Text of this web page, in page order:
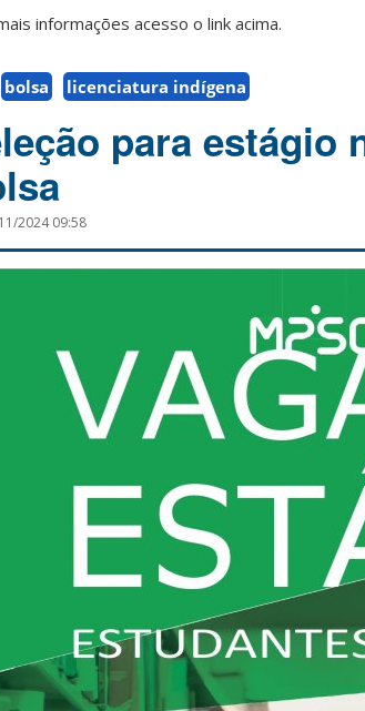
informações acesso o link acima.
bolsa licenciatura indígena
para
2024 09:58